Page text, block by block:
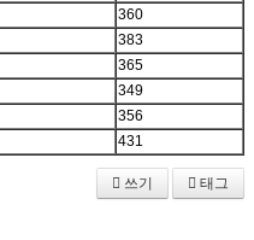
360
383
365
349
356
431
쓰기 태그